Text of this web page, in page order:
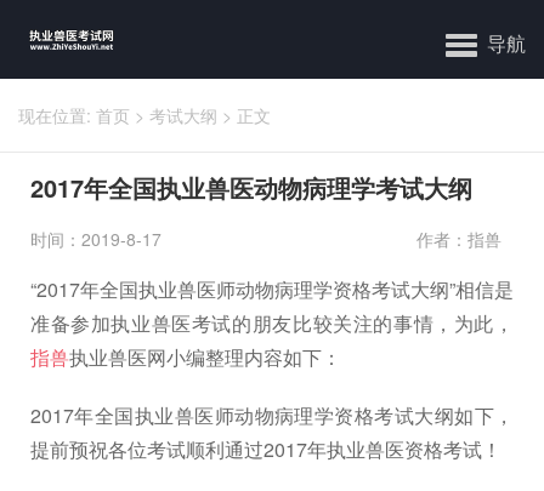
导航
现在位置: 首页 > 考试大纲 > 正文
2017年全国执业兽医动物病理学考试大纲
时间：2019-8-17 作者：指兽
“2017年全国执业兽医师动物病理学资格考试大纲”相信是
准备参加执业兽医考试的朋友比较关注的事情，为此，
指兽执业兽医网小编整理内容如下：
2017年全国执业兽医师动物病理学资格考试大纲如下，
提前预祝各位考试顺利通过2017年执业兽医资格考试！